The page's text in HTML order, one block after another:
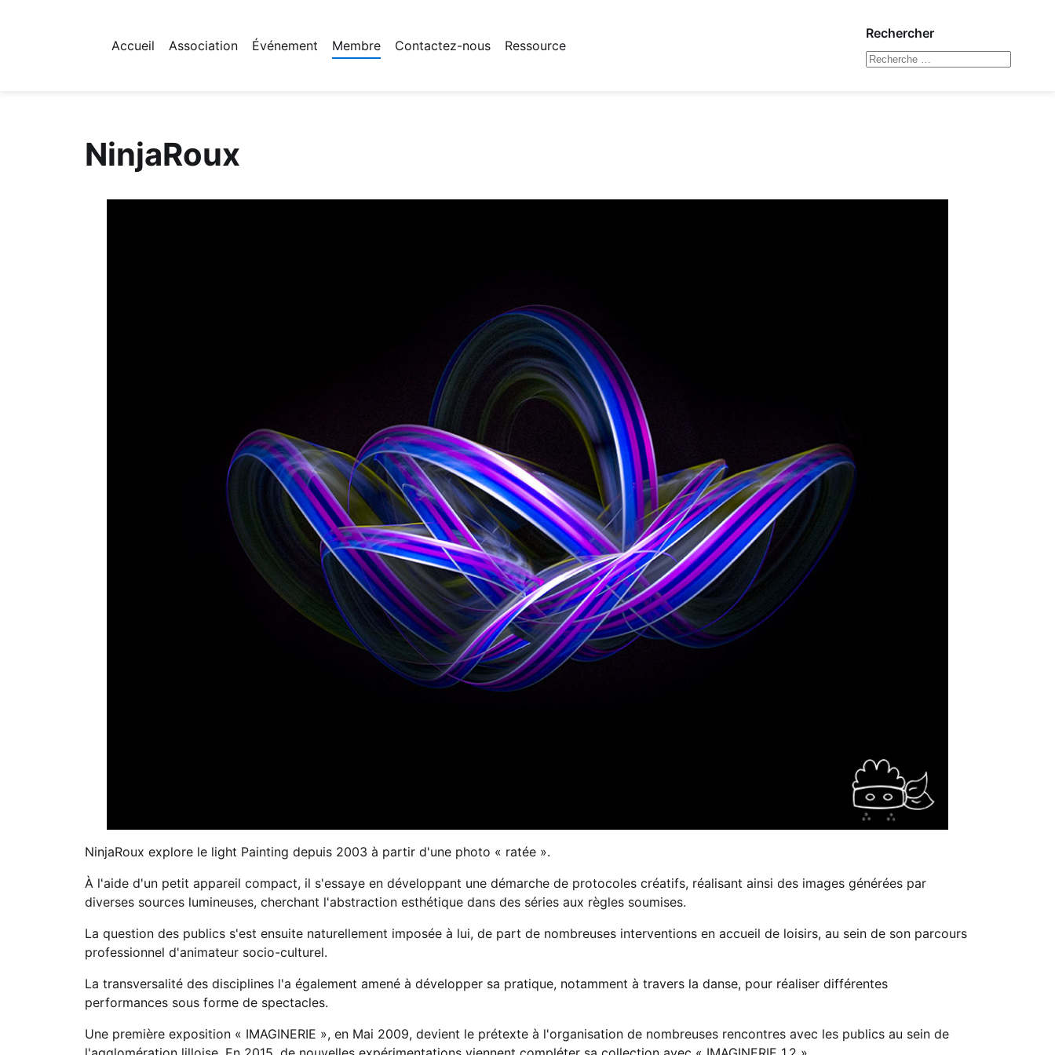
Accueil Association Événement Membre Contactez-nous Ressource
Rechercher
NinjaRoux
NinjaRoux explore le light Painting depuis 2003 à partir d'une photo « ratée ».
À l'aide d'un petit appareil compact, il s'essaye en développant une démarche de protocoles créatifs, réalisant ainsi des images générées par
diverses sources lumineuses, cherchant l'abstraction esthétique dans des séries aux règles soumises.
La question des publics s'est ensuite naturellement imposée à lui, de part de nombreuses interventions en accueil de loisirs, au sein de son parcours
professionnel d'animateur socio-culturel.
La transversalité des disciplines l'a également amené à développer sa pratique, notamment à travers la danse, pour réaliser différentes
performances sous forme de spectacles.
Une première exposition « IMAGINERIE », en Mai 2009, devient le prétexte à l'organisation de nombreuses rencontres avec les publics au sein de